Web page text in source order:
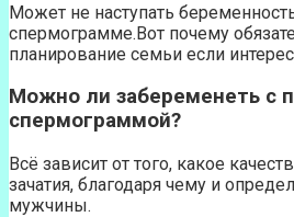
Может не наступать
спермограмме.Вот почему
планирование семьи если
Можно ли забеременеть с
спермограммой?
Всё зависит от того, какое
зачатия, благодаря чему и
мужчины.